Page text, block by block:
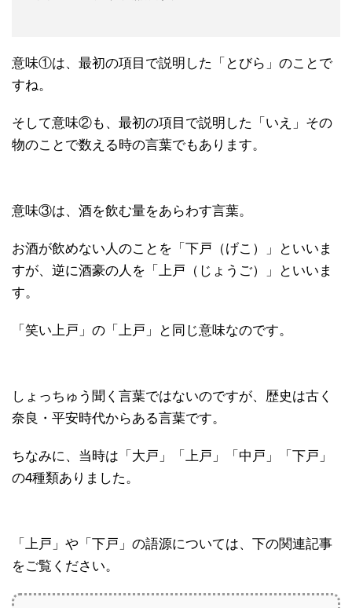
意味①は、最初の項目で説明した「とびら」のことで
すね。
そして意味②も、最初の項目で説明した「いえ」その
物のことで数える時の言葉でもあります。
意味③は、酒を飲む量をあらわす言葉。
お酒が飲めない人のことを「下戸（げこ）」といいま
すが、逆に酒豪の人を「上戸（じょうご）」といいま
す。
「笑い上戸」の「上戸」と同じ意味なのです。
しょっちゅう聞く言葉ではないのですが、歴史は古く
奈良・平安時代からある言葉です。
ちなみに、当時は「大戸」「上戸」「中戸」「下戸」
の4種類ありました。
「上戸」や「下戸」の語源については、下の関連記事
をご覧ください。